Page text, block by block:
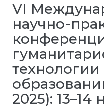
VI
научно-
технологии
2025): 13–14